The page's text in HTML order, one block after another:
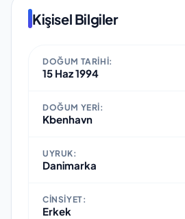
Kişisel Bilgiler
DOĞUM TARIHI:
15 Haz 1994
DOĞUM YERI:
Kbenhavn
UYRUK:
Danimarka
CINSIYET:
Erkek